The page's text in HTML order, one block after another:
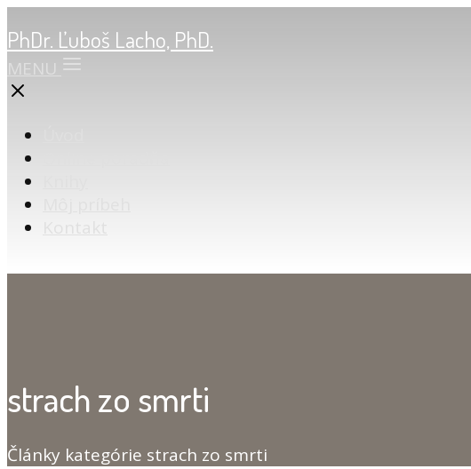
PhDr. Ľuboš Lacho, PhD.
MENU
strach zo smrti
Články kategórie strach zo smrti